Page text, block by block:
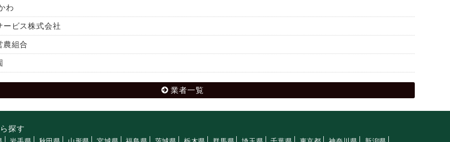
わ
ービス株式会社
農組合
業者一覧
探す